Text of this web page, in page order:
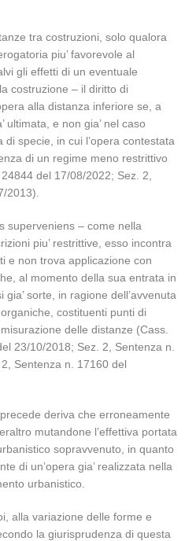
tra costruzioni, solo qualora
piu’ favorevole al
gli effetti di un eventuale
costruzione – il diritto di
alla distanza inferiore se, a
ultimata, e non gia’ nel caso
specie, in cui l’opera contestata
di un regime meno restrittivo
del 17/08/2022; Sez. 2,
2013).
superveniens – come nella
piu’ restrittive, esso incontra
e non trova applicazione con
al momento della sua entrata in
sorte, in ragione dell’avvenuta
costituenti punti di
delle distanze (Cass.
23/10/2018; Sez. 2, Sentenza n.
Sentenza n. 17160 del
deriva che erroneamente
mutandone l’effettiva portata
sopravvenuto, in quanto
di un’opera gia’ realizzata nella
urbanistico.
alla variazione delle forme e
la giurisprudenza di questa